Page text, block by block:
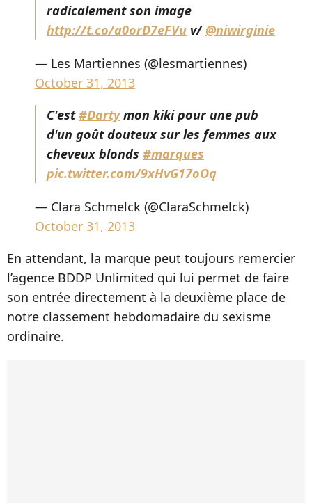
radicalement son image
http://t.co/a0orD7eFVu v/@niwirginie
— Les Martiennes (@lesmartiennes)
October 31, 2013
C'est#Dartymon kiki pour une pub
d'un goût douteux sur les femmes aux
cheveux blonds #marques
pic.twitter.com/9xHvG17oOq
— Clara Schmelck (@ClaraSchmelck)
October 31, 2013
En attendant, la marque peut toujours remercier
l’agence BDDP Unlimited qui lui permet de faire
son entrée directement à la deuxième place de
notre classement hebdomadaire du sexisme
ordinaire.